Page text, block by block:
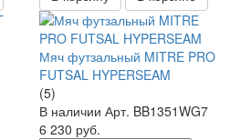
Мяч футзальный MITRE PRO
FUTSAL HYPERSEAM
(5)
В наличии Арт. BB1351WG7
6 230 руб.